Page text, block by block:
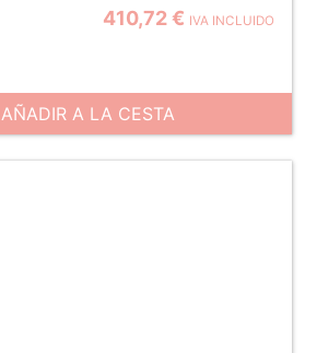
410,72 € IVA INCLUIDO
AÑADIR A LA CESTA